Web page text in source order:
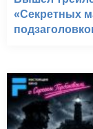
«Секретных